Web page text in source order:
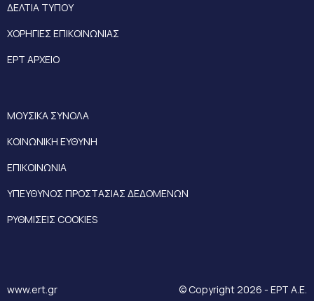
ΔΕΛΤΙΑ ΤΥΠΟΥ
ΧΟΡΗΓΙΕΣ ΕΠΙΚΟΙΝΩΝΙΑΣ
ΕΡΤ ΑΡΧΕΙΟ
ΜΟΥΣΙΚΑ ΣΥΝΟΛΑ
ΚΟΙΝΩΝΙΚΗ ΕΥΘΥΝΗ
ΕΠΙΚΟΙΝΩΝΙΑ
ΥΠΕΥΘΥΝΟΣ ΠΡΟΣΤΑΣΙΑΣ ΔΕΔΟΜΕΝΩΝ
ΡΥΘΜΙΣΕΙΣ COOKIES
www.ert.gr © Copyright 2026 - ΕΡΤ Α.Ε.